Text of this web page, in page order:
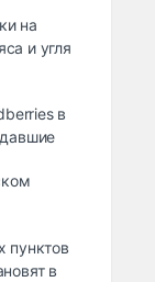
на
и угля
в
пунктов
в